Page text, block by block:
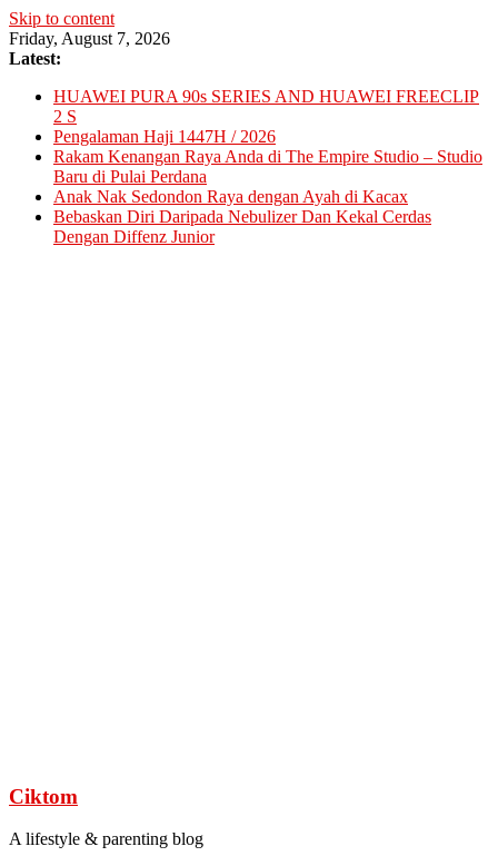
Skip to content
Friday, August 7, 2026
Latest:
HUAWEI PURA 90s SERIES AND HUAWEI FREECLIP
2 S
Pengalaman Haji 1447H / 2026
Rakam Kenangan Raya Anda di The Empire Studio – Studio
Baru di Pulai Perdana
Anak Nak Sedondon Raya dengan Ayah di Kacax
Bebaskan Diri Daripada Nebulizer Dan Kekal Cerdas
Dengan Diffenz Junior
Ciktom
A lifestyle & parenting blog